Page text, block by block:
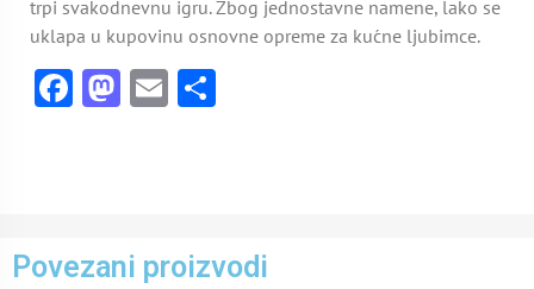
trpi svakodnevnu igru. Zbog jednostavne namene, lako se
uklapa u kupovinu osnovne opreme za kućne ljubimce.
Facebook
Mastodon
Email
Povezani proizvodi